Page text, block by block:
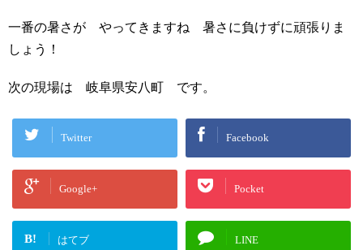
一番の暑さが やってきますね 暑さに負けずに頑張りま
しょう！
次の現場は 岐阜県安八町 です。
Twitter Facebook
Google+ Pocket
B! はてブ LINE